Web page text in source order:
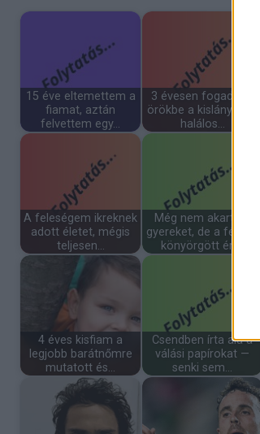
15 éve eltemettem a
fiamat, aztán
felvettem egy…
3 évesen fogadtam
örökbe a kislányt egy
halálos…
A feleségem ikreknek
adott életet, mégis
teljesen…
Még nem akartam
gyereket, de a férjem
könyörgött érte
4 éves kisfiam a
legjobb barátnőmre
mutatott és…
Csendben írta alá a
válási papírokat —
senki sem…